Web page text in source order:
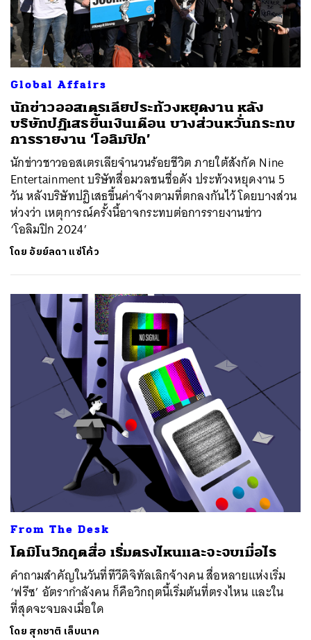
Global Affairs
นักข่าวออสเตรเลียประท้วงหยุดงาน หลัง
บริษัทปฏิเสธขึ้นเงินเดือน บางส่วนหวั่นกระทบ
การรายงาน ‘โอลิมปิก’
นักข่าวชาวออสเตรเลียจำนวนร้อยชีวิต ภายใต้สังกัด Nine
Entertainment บริษัทสื่อมวลชนชื่อดัง ประท้วงหยุดงาน 5
วัน หลังบริษัทปฏิเสธขึ้นค่าจ้างตามที่ตกลงกันไว้ โดยบางส่วน
ห่วงว่า เหตุการณ์ครั้งนี้อาจกระทบต่อการรายงานข่าว
‘โอลิมปิก 2024’
โดย อัยย์ลดา แซ่โค้ว
From The Desk
โดมิโนวิกฤตสื่อ เริ่มตรงไหนและจะจบเมื่อไร
คำถามสำคัญในวันที่ทีวีดิจิทัลเลิกจ้างคน สื่อหลายแห่งเริ่ม
‘ฟรีซ’ อัตรากำลังคน ก็คือวิกฤตนี้เริ่มต้นที่ตรงไหน และใน
ที่สุดจะจบลงเมื่อใด
โดย สุภชาติ เล็บนาค